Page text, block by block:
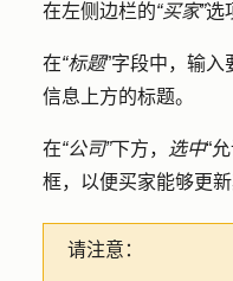
在左侧边栏的“买家”选
在“标题”字段中，输入
信息上方的标题。
在“公司”下方， 选中“
框，以便买家能够更
请注意：